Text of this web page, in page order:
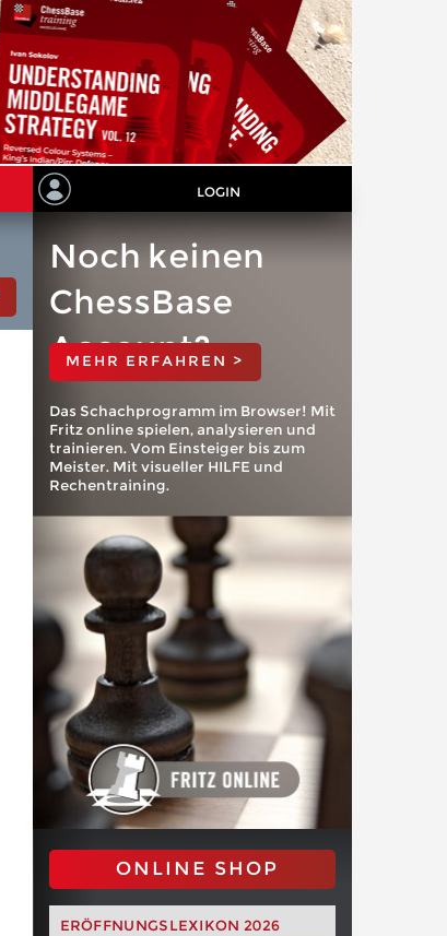
LOGIN
Noch keinen
ChessBase
Account?
MEHR ERFAHREN >
Das Schachprogramm im Browser! Mit
Fritz online spielen, analysieren und
trainieren. Vom Einsteiger bis zum
Meister. Mit visueller HILFE und
Rechentraining.
ONLINE SHOP
ERÖFFNUNGSLEXIKON 2026